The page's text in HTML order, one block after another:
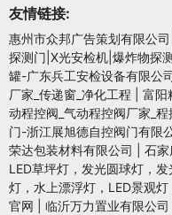
友情链接:
惠州市众邦广告策划有限公司
探测门|X光安检机|爆炸物探
罐-广东兵工安检设备有限公
厂家_传递窗_净化工程
富阳
动程控阀_气动程控阀厂家_
门-浙江展旭德自控阀门有限
荣达包装材料有限公司
石
LED草坪灯，发光圆球灯，
灯，水上漂浮灯，LED景观
官网
临沂万力置业有限公司